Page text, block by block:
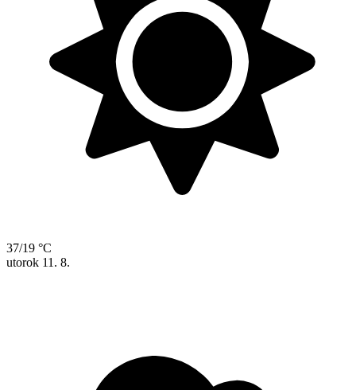
37/19 °C
utorok 11. 8.